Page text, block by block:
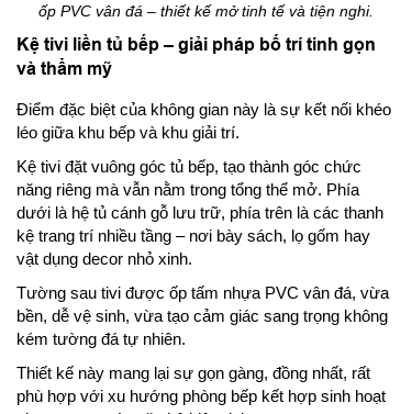
ốp PVC vân đá – thiết kế mở tinh tế và tiện nghi.
Kệ tivi liền tủ bếp – giải pháp bố trí tinh gọn
và thẩm mỹ
Điểm đặc biệt của không gian này là sự kết nối khéo
léo giữa khu bếp và khu giải trí.
Kệ tivi đặt vuông góc tủ bếp, tạo thành góc chức
năng riêng mà vẫn nằm trong tổng thể mở. Phía
dưới là hệ tủ cánh gỗ lưu trữ, phía trên là các thanh
kệ trang trí nhiều tầng – nơi bày sách, lọ gốm hay
vật dụng decor nhỏ xinh.
Tường sau tivi được ốp tấm nhựa PVC vân đá, vừa
bền, dễ vệ sinh, vừa tạo cảm giác sang trọng không
kém tường đá tự nhiên.
Thiết kế này mang lại sự gọn gàng, đồng nhất, rất
phù hợp với xu hướng phòng bếp kết hợp sinh hoạt